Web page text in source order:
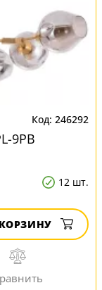
246292
9PB
12 шт.